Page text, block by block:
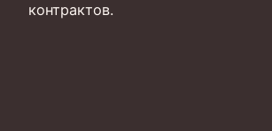
контрактов.